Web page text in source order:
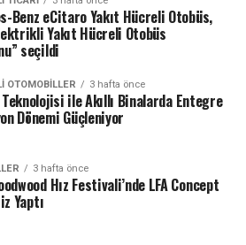
Benz eCitaro Yakıt Hücreli Otobüs,
Yakıt Hücreli Otobüs
seçildi
OTOMOBILLER 3 hafta önce
Teknolojisi ile Akıllı Binalarda Entegre
Dönemi Güçleniyor
3 hafta önce
Hız Festivali’nde LFA Concept
Yaptı